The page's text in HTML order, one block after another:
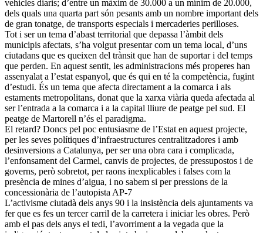
vehicles diaris; d’entre un màxim de 30.000 a un mínim de 20.000,
dels quals una quarta part són pesants amb un nombre important dels
de gran tonatge, de transports especials i mercaderies perilloses.
Tot i ser un tema d’abast territorial que depassa l’àmbit dels
municipis afectats, s’ha volgut presentar com un tema local, d’uns
ciutadans que es queixen del trànsit que han de suportar i del temps
que perden. En aquest sentit, les administracions més properes han
assenyalat a l’estat espanyol, que és qui en té la competència, fugint
d’estudi. És un tema que afecta directament a la comarca i als
estaments metropolitans, donat que la xarxa viària queda afectada al
ser l’entrada a la comarca i a la capital lliure de peatge pel sud. El
peatge de Martorell n’és el paradigma.
El retard? Doncs pel poc entusiasme de l’Estat en aquest projecte,
per les seves polítiques d’infraestructures centralitzadores i amb
desinversions a Catalunya, per ser una obra cara i complicada,
l’enfonsament del Carmel, canvis de projectes, de pressupostos i de
governs, però sobretot, per raons inexplicables i falses com la
presència de mines d’aigua, i no sabem si per pressions de la
concessionària de l’autopista AP-7
L’activisme ciutadà dels anys 90 i la insistència dels ajuntaments va
fer que es fes un tercer carril de la carretera i iniciar les obres. Però
amb el pas dels anys el tedi, l’avorriment a la vegada que la